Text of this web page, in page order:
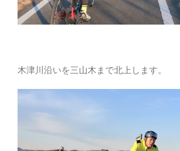
木津川沿いを三山木まで北上します。